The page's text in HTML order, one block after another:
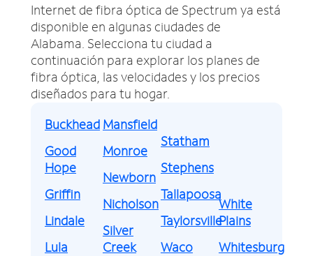
Internet de fibra óptica de Spectrum ya está
disponible en algunas ciudades de
Alabama. Selecciona tu ciudad a
continuación para explorar los planes de
fibra óptica, las velocidades y los precios
diseñados para tu hogar.
Buckhead
Good
Hope
Griffin
Lindale
Lula
Mansfield
Monroe
Newborn
Nicholson
Silver
Creek
Statham
Stephens
Tallapoosa
Taylorsville
Waco
White
Plains
Whitesburg